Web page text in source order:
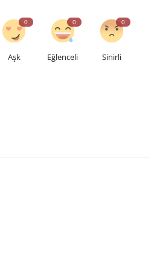
0
Aşk
0
Eğlenceli
0
Sinirli